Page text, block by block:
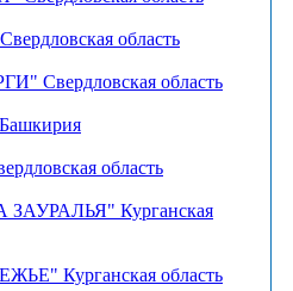
область
Свердловская область
область
Курганская
Курганская область